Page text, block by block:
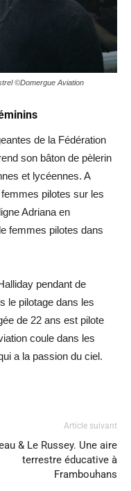
©Domergue Aviation
de la Fédération
son bâton de pèlerin
et lycéennes. A
pilotes sur les
Adriana en
femmes pilotes dans
pendant de
le pilotage dans les
de 22 ans est pilote
coule dans les
a la passion du ciel.
Article suivant
& Le Russey. Une aire
terrestre éducative à
Frambouhans